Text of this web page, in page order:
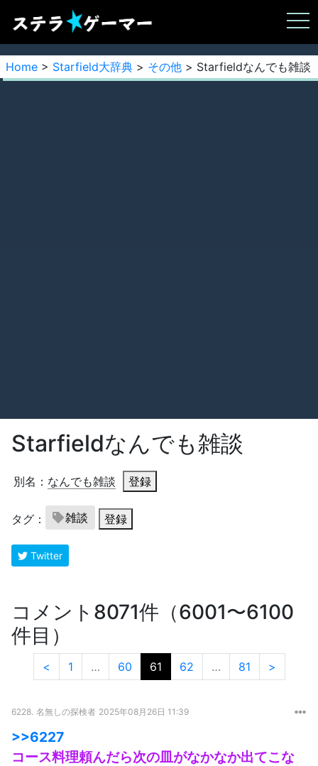
Home > Starfield大辞典 > その他 > Starfieldなんでも雑談
Starfieldなんでも雑談
別名： なんでも雑談 登録
タグ： 雑談 登録
Twitter
コメント8071件（6001〜6100
件目）
< 1 … 60 61 62 … 81 >
6228. 名無しの探検者 2025年08月26日 11:39
>>6227
コース料理頼んだら次の皿がなかなか出てこな